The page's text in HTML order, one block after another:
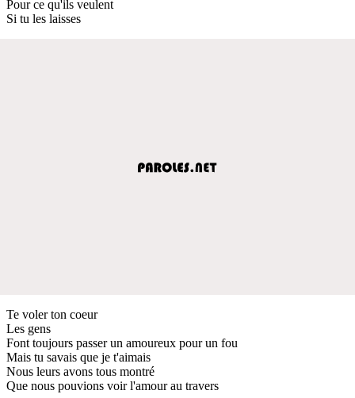
Pour ce qu'ils veulent
Si tu les laisses
Te voler ton coeur
Les gens
Font toujours passer un amoureux pour un fou
Mais tu savais que je t'aimais
Nous leurs avons tous montré
Que nous pouvions voir l'amour au travers